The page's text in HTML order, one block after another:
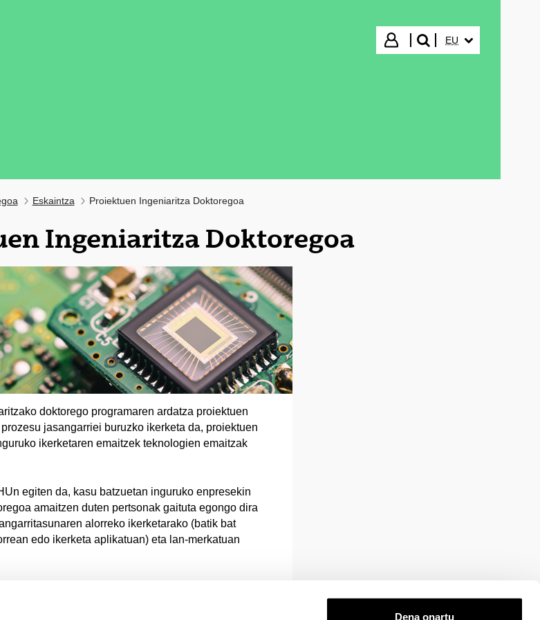
Dena onartu
Hasi saioa
bilatu"
EU
Eskaintza Proiektuen Ingeniaritza Doktoregoa
Ingeniaritza Doktoregoa
doktorego programaren ardatza proiektuen
jasangarriei buruzko ikerketa da, proiektuen
ikerketaren emaitzek teknologien emaitzak
egiten da, kasu batzuetan inguruko enpresekin
amaitzen duten pertsonak gaituta egongo dira
alorreko ikerketarako (batik bat
edo ikerketa aplikatuan) eta lan-merkatuan